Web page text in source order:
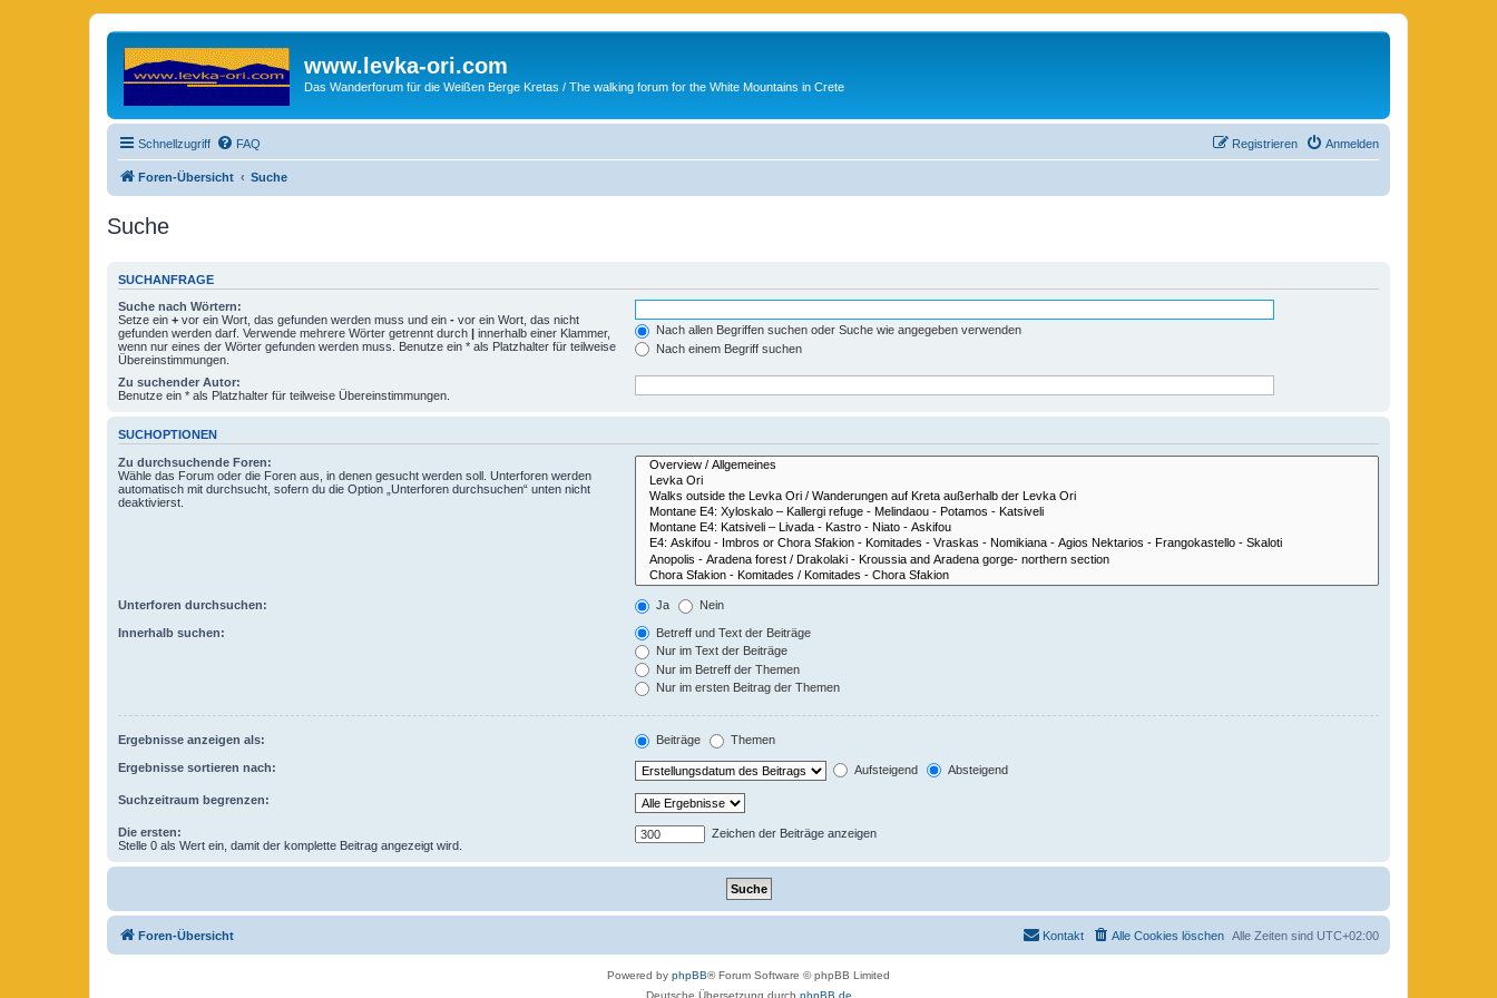
www.levka-ori.com
Das Wanderforum für die Weißen Berge Kretas / The walking forum for the White Mountains in Crete
Schnellzugriff FAQ Anmelden
Registrieren
Foren-Übersicht Suche
Suche
SUCHANFRAGE
Suche nach Wörtern:
Setze ein + vor ein Wort, das gefunden werden muss und ein - vor ein Wort, das nicht
gefunden werden darf. Verwende mehrere Wörter getrennt durch | innerhalb einer Klammer,
wenn nur eines der Wörter gefunden werden muss. Benutze ein * als Platzhalter für teilweise
Übereinstimmungen.
Nach allen Begriffen suchen oder Suche wie angegeben verwenden
Nach einem Begriff suchen
Zu suchender Autor:
Benutze ein * als Platzhalter für teilweise Übereinstimmungen.
SUCHOPTIONEN
Zu durchsuchende Foren:
Wähle das Forum oder die Foren aus, in denen gesucht werden soll. Unterforen werden
automatisch mit durchsucht, sofern du die Option „Unterforen durchsuchen“ unten nicht
deaktivierst.
Unterforen durchsuchen: Ja Nein
Innerhalb suchen:
Betreff und Text der Beiträge
Nur im Text der Beiträge
Nur im Betreff der Themen
Nur im ersten Beitrag der Themen
Ergebnisse anzeigen als: Beiträge Themen
Ergebnisse sortieren nach: Aufsteigend Absteigend
Suchzeitraum begrenzen:
Die ersten:
Stelle 0 als Wert ein, damit der komplette Beitrag angezeigt wird.
Zeichen der Beiträge anzeigen
Foren-Übersicht Alle Zeiten sind UTC+02:00
Alle Cookies löschen
Kontakt
Powered by phpBB® Forum Software © phpBB Limited
Deutsche Übersetzung durch phpBB.de